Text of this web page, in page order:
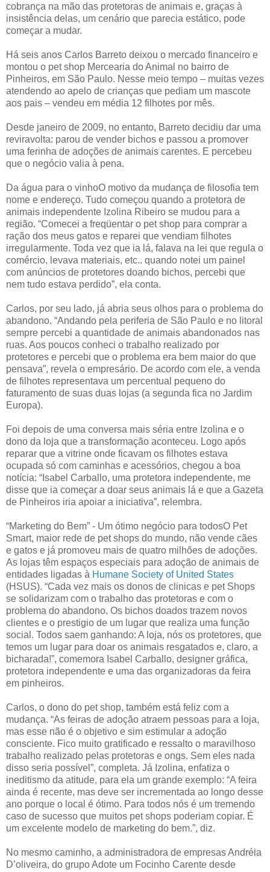
cobrança na mão das protetoras de animais e, graças à
insistência delas, um cenário que parecia estático, pode
começar a mudar.
Há seis anos Carlos Barreto deixou o mercado financeiro e
montou o pet shop Mercearia do Animal no bairro de
Pinheiros, em São Paulo. Nesse meio tempo – muitas vezes
atendendo ao apelo de crianças que pediam um mascote
aos pais – vendeu em média 12 filhotes por mês.
Desde janeiro de 2009, no entanto, Barreto decidiu dar uma
reviravolta: parou de vender bichos e passou a promover
uma ferinha de adoções de animais carentes. E percebeu
que o negócio valia à pena.
Da água para o vinhoO motivo da mudança de filosofia tem
nome e endereço. Tudo começou quando a protetora de
animais independente Izolina Ribeiro se mudou para a
região. “Comecei a freqüentar o pet shop para comprar a
ração dos meus gatos e reparei que vendiam filhotes
irregularmente. Toda vez que ia lá, falava na lei que regula o
comércio, levava materiais, etc.. quando notei um painel
com anúncios de protetores doando bichos, percebi que
nem tudo estava perdido”, ela conta.
Carlos, por seu lado, já abria seus olhos para o problema do
abandono. “Andando pela periferia de São Paulo e no litoral
sempre percebi a quantidade de animais abandonados nas
ruas. Aos poucos conheci o trabalho realizado por
protetores e percebi que o problema era bem maior do que
pensava”, revela o empresário. De acordo com ele, a venda
de filhotes representava um percentual pequeno do
faturamento de suas duas lojas (a segunda fica no Jardim
Europa).
Foi depois de uma conversa mais séria entre Izolina e o
dono da loja que a transformação aconteceu. Logo após
reparar que a vitrine onde ficavam os filhotes estava
ocupada só com caminhas e acessórios, chegou a boa
notícia: “Isabel Carballo, uma protetora independente, me
disse que ia começar a doar seus animais lá e que a Gazeta
de Pinheiros iria apoiar a iniciativa”, relembra.
“Marketing do Bem” - Um ótimo negócio para todosO Pet
Smart, maior rede de pet shops do mundo, não vende cães
e gatos e já promoveu mais de quatro milhões de adoções.
As lojas têm espaços especiais para adoção de animais de
entidades ligadas à Humane Society of United States
(HSUS). “Cada vez mais os donos de clinicas e pet Shops
se solidarizam com o trabalho das protetoras e com o
problema do abandono. Os bichos doados trazem novos
clientes e o prestigio de um lugar que realiza uma função
social. Todos saem ganhando: A loja, nós os protetores, que
temos um lugar para doar os animais resgatados e, claro, a
bicharada!”, comemora Isabel Carballo, designer gráfica,
protetora independente e uma das organizadoras da feira
em pinheiros.
Carlos, o dono do pet shop, também está feliz com a
mudança. “As feiras de adoção atraem pessoas para a loja,
mas esse não é o objetivo e sim estimular a adoção
consciente. Fico muito gratificado e ressalto o maravilhoso
trabalho realizado pelas protetoras e ongs. Sem eles nada
disso seria possível”, completa. Já Izolina, enfatiza o
ineditismo da atitude, para ela um grande exemplo: “A feira
ainda é recente, mas deve ser incrementada ao longo desse
ano porque o local é ótimo. Para todos nós é um tremendo
caso de sucesso que muitos pet shops poderiam copiar. É
um excelente modelo de marketing do bem.”, diz.
No mesmo caminho, a administradora de empresas Andréia
D’oliveira, do grupo Adote um Focinho Carente desde